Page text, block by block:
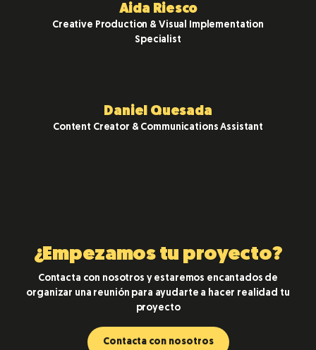
Aida Riesco
Creative Production & Visual Implementation
Specialist
Daniel Quesada
Content Creator & Communications Assistant
¿Empezamos tu proyecto?
Contacta con nosotros y estaremos encantados de
organizar una reunión para ayudarte a hacer realidad tu
proyecto
Contacta con nosotros